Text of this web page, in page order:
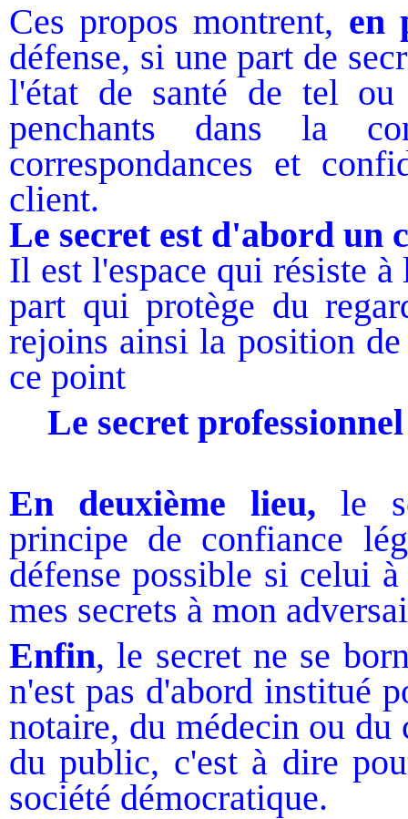
Ces propos montrent, en
défense, si une part de
l'état de santé de tel ou
penchants dans la
correspondances et
client.
Le secret est d'abord un
Il est l'espace qui résiste
part qui protège du
rejoins ainsi la position
ce point
Le secret
En deuxième lieu, le
principe de confiance
défense possible si celui
mes secrets à mon
Enfin, le secret ne se
n'est pas d'abord institué
notaire, du médecin ou du
du public, c'est à dire
société démocratique.